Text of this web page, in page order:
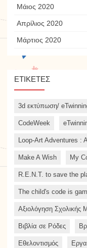
Μάιος 2020
Απρίλιος 2020
Μάρτιος 2020
ΕΤΙΚΈΤΕΣ
3d εκτύπωση/
CodeWeek
Loop-Art Adventures :
Make A Wish My
R.E.N.T. to save the
The child's code is
Αξιολόγηση Σχολικής
Βιβλία σε Ρόδες
Εθελοντισμός